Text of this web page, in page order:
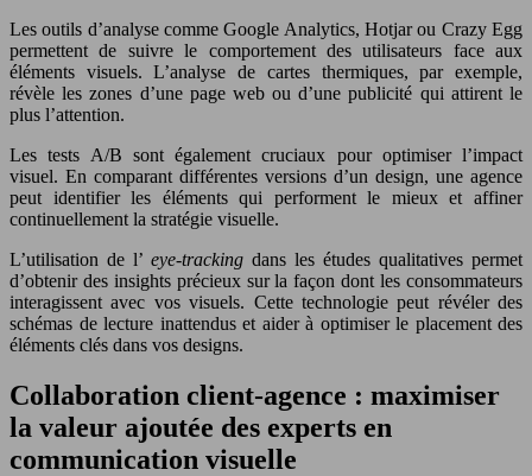
Les outils d’analyse comme Google Analytics, Hotjar ou Crazy Egg
permettent de suivre le comportement des utilisateurs face aux
éléments visuels. L’analyse de cartes thermiques, par exemple,
révèle les zones d’une page web ou d’une publicité qui attirent le
plus l’attention.
Les tests A/B sont également cruciaux pour optimiser l’impact
visuel. En comparant différentes versions d’un design, une agence
peut identifier les éléments qui performent le mieux et affiner
continuellement la stratégie visuelle.
L’utilisation de l’ eye-tracking dans les études qualitatives permet
d’obtenir des insights précieux sur la façon dont les consommateurs
interagissent avec vos visuels. Cette technologie peut révéler des
schémas de lecture inattendus et aider à optimiser le placement des
éléments clés dans vos designs.
Collaboration client-agence : maximiser
la valeur ajoutée des experts en
communication visuelle